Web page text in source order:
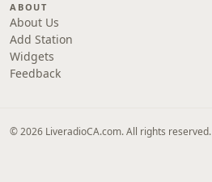
ABOUT
About Us
Add Station
Widgets
Feedback
© 2026 LiveradioCA.com. All rights reserved.